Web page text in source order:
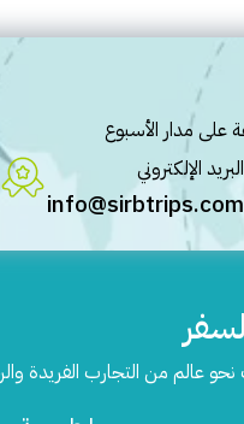
البريد الإلكتروني
info@sirbtrips.com
عالم من التجارب الفريدة